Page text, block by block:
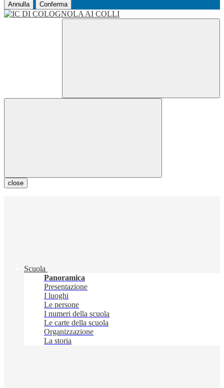
Annulla Conferma
close
Scuola
Panoramica
Presentazione
I luoghi
Le persone
I numeri della scuola
Le carte della scuola
Organizzazione
La storia